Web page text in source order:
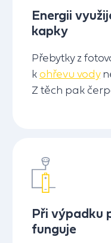
Energii
kapky
Přebytky z
kohřevu vody
Z těch pak
Při výpadku
funguje